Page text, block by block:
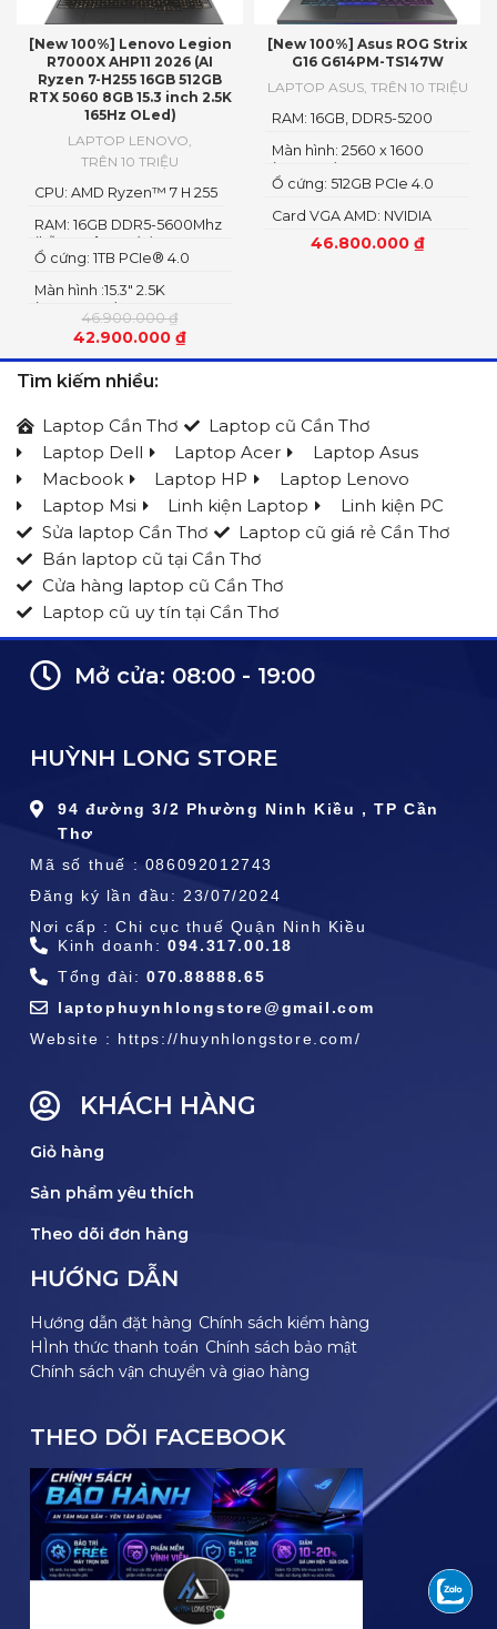
[New 100%] Lenovo Legion
R7000X AHP11 2026 (AI
Ryzen 7-H255 16GB 512GB
RTX 5060 8GB 15.3 inch 2.5K
165Hz OLed)
LAPTOP LENOVO
TRÊN 10 TRIỆU
46.900.000₫
42.900.000 ₫
Màn hình :15.3" 2.5K
(2560x1600) OLED
Ổ cứng: 1TB PCIe® 4.0
RAM: 16GB DDR5-5600Mhz
(hỗ trợ nâng cấp)
CPU: AMD Ryzen™ 7 H 255
[New 100%] Asus ROG Strix
G16 G614PM-TS147W
LAPTOP ASUS, TRÊN 10 TRIỆU
46.800.000 ₫
Card VGA AMD: NVIDIA
GeForce RTX 5060 8GB
GDDR7 AMD Radeon
Ổ cứng: 512GB PCIe 4.0
Màn hình: 2560 x 1600
(WQXGA)
RAM: 16GB, DDR5-5200
Tìm kiếm nhiều:
Laptop Cần Thơ
Laptop cũ Cần Thơ
Laptop Dell
Laptop Acer
Laptop Asus
Macbook
Laptop HP
Laptop Lenovo
Laptop Msi
Linh kiện Laptop
Linh kiện PC
Sửa laptop Cần Thơ
Laptop cũ giá rẻ Cần Thơ
Bán laptop cũ tại Cần Thơ
Cửa hàng laptop cũ Cần Thơ
Laptop cũ uy tín tại Cần Thơ
Mở cửa: 08:00 - 19:00
HUỲNH LONG STORE
94 đường 3/2 Phường Ninh Kiều , TP Cần
Thơ
Mã số thuế : 086092012743
Đăng ký lần đầu: 23/07/2024
Nơi cấp : Chi cục thuế Quận Ninh Kiều
Kinh doanh:094.317.00.18
Tổng đài: 070.88888.65
laptophuynhlongstore@gmail.com
Website : https://huynhlongstore.com/
KHÁCH HÀNG
Giỏ hàng
Sản phẩm yêu thích
Theo dõi đơn hàng
HƯỚNG DẪN
Hướng dẫn đặt hàng Chính sách kiểm hàng
HÌnh thức thanh toán Chính sách bảo mật
Chính sách vận chuyển và giao hàng
THEO DÕI FACEBOOK